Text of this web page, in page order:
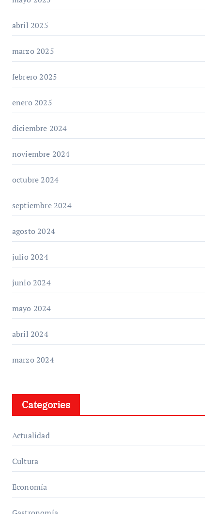
abril 2025
marzo 2025
febrero 2025
enero 2025
diciembre 2024
noviembre 2024
octubre 2024
septiembre 2024
agosto 2024
julio 2024
junio 2024
mayo 2024
abril 2024
marzo 2024
Categories
Actualidad
Cultura
Economía